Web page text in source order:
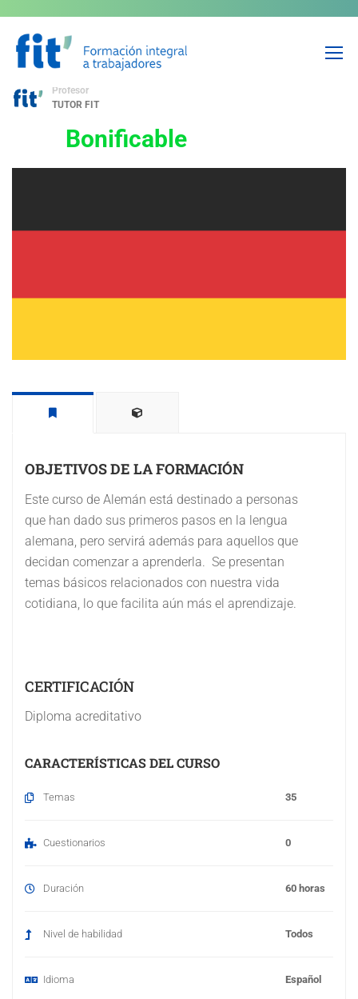
Alemán Básico
Profesor
TUTOR FIT
Bonificable
OBJETIVOS DE LA FORMACIÓN
Este curso de Alemán está destinado a personas
que han dado sus primeros pasos en la lengua
alemana, pero servirá además para aquellos que
decidan comenzar a aprenderla. Se presentan
temas básicos relacionados con nuestra vida
cotidiana, lo que facilita aún más el aprendizaje.
CERTIFICACIÓN
Diploma acreditativo
CARACTERÍSTICAS DEL CURSO
Temas 35
Cuestionarios 0
Duración 60 horas
Nivel de habilidad Todos
Idioma Español